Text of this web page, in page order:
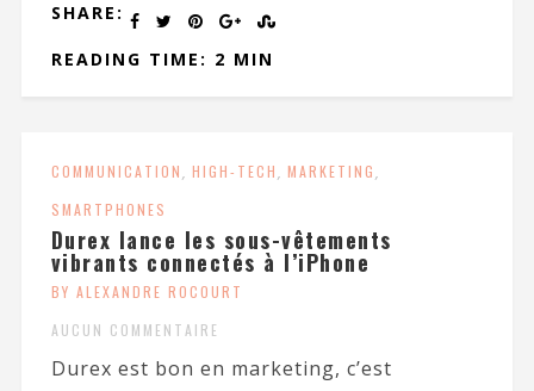
SHARE:
READING TIME: 2 MIN
COMMUNICATION, HIGH-TECH, MARKETING,
SMARTPHONES
Durex lance les sous-vêtements
vibrants connectés à l’iPhone
BY ALEXANDRE ROCOURT
AUCUN COMMENTAIRE
Durex est bon en marketing, c’est